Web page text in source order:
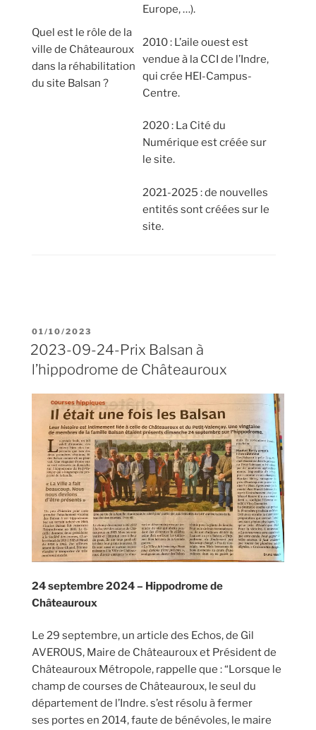
Quel est le rôle de la
ville de Châteauroux
dans la réhabilitation
du site Balsan ?
Europe, …).
2010 : L’aile ouest est
vendue à la CCI de l’Indre,
qui crée HEI-Campus-
Centre.
2020 : La Cité du
Numérique est créée sur
le site.
2021-2025 : de nouvelles
entités sont créées sur le
site.
01/10/2023
2023-09-24-Prix Balsan à
l’hippodrome de Châteauroux
24 septembre 2024 – Hippodrome de
Châteauroux
Le 29 septembre, un article des Echos, de Gil
AVEROUS, Maire de Châteauroux et Président de
Châteauroux Métropole, rappelle que : “Lorsque le
champ de courses de Châteauroux, le seul du
département de l’Indre. s’est résolu à fermer
ses portes en 2014, faute de bénévoles, le maire